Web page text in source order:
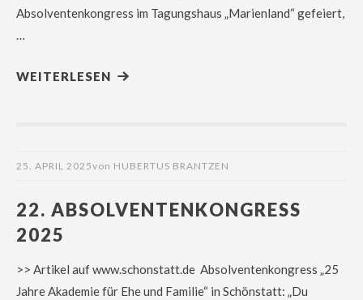
Absolventenkongress im Tagungshaus „Marienland“ gefeiert,
…
WEITERLESEN
25. APRIL 2025von HUBERTUS BRANTZEN
22. ABSOLVENTENKONGRESS
2025
>> Artikel auf www.schonstatt.de Absolventenkongress „25
Jahre Akademie für Ehe und Familie“ in Schönstatt: „Du